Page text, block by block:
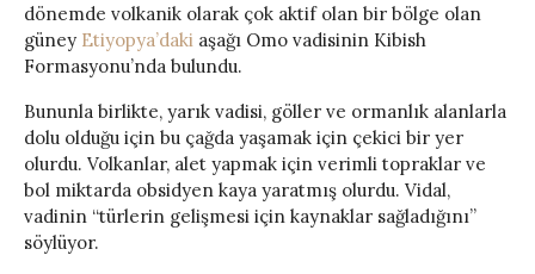
dönemde volkanik olarak çok aktif olan bir bölge olan
güney Etiyopya’daki aşağı Omo vadisinin Kibish
Formasyonu’nda bulundu.
Bununla birlikte, yarık vadisi, göller ve ormanlık alanlarla
dolu olduğu için bu çağda yaşamak için çekici bir yer
olurdu. Volkanlar, alet yapmak için verimli topraklar ve
bol miktarda obsidyen kaya yaratmış olurdu. Vidal,
vadinin “türlerin gelişmesi için kaynaklar sağladığını”
söylüyor.